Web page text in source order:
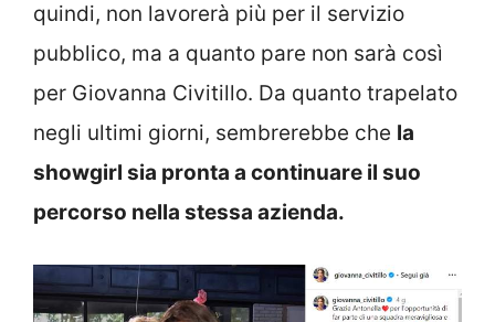
quindi, non lavorerà più per il servizio
pubblico, ma a quanto pare non sarà così
per Giovanna Civitillo. Da quanto trapelato
negli ultimi giorni, sembrerebbe che la
showgirl sia pronta a continuare il suo
percorso nella stessa azienda.